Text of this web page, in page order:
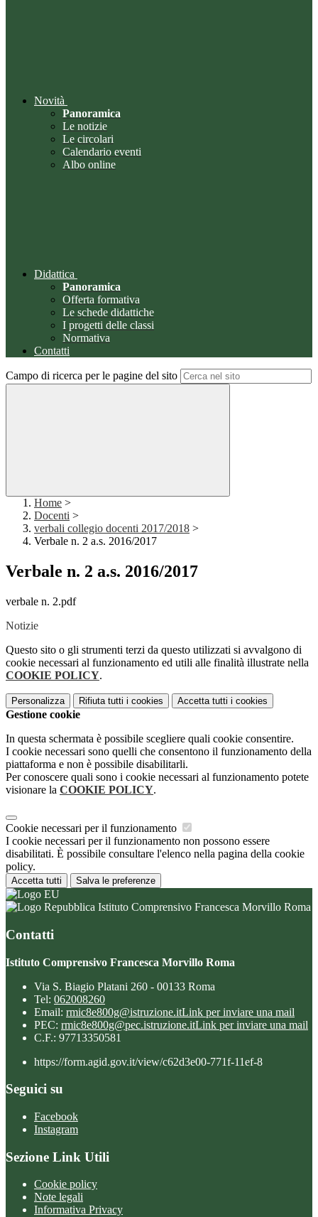
Novità
Panoramica
Le notizie
Le circolari
Calendario eventi
Albo online
Didattica
Panoramica
Offerta formativa
Le schede didattiche
I progetti delle classi
Normativa
Contatti
Campo di ricerca per le pagine del sito
Home >
Docenti >
verbali collegio docenti 2017/2018 >
Verbale n. 2 a.s. 2016/2017
Verbale n. 2 a.s. 2016/2017
verbale n. 2.pdf
Notizie
Questo sito o gli strumenti terzi da questo utilizzati si avvalgono di
cookie necessari al funzionamento ed utili alle finalità illustrate nella
COOKIE POLICY.
Personalizza Rifiuta tutti i cookies Accetta tutti i cookies
Gestione cookie
In questa schermata è possibile scegliere quali cookie consentire.
I cookie necessari sono quelli che consentono il funzionamento della
piattaforma e non è possibile disabilitarli.
Per conoscere quali sono i cookie necessari al funzionamento potete
visionare la COOKIE POLICY.
Cookie necessari per il funzionamento
I cookie necessari per il funzionamento non possono essere
disabilitati. È possibile consultare l'elenco nella pagina della cookie
policy.
Accetta tutti Salva le preferenze
Istituto Comprensivo Francesca Morvillo Roma
Contatti
Istituto Comprensivo Francesca Morvillo Roma
Via S. Biagio Platani 260 - 00133 Roma
Tel: 062008260
Email: rmic8e800g@istruzione.itLink per inviare una mail
PEC: rmic8e800g@pec.istruzione.itLink per inviare una mail
C.F.: 97713350581
https://form.agid.gov.it/view/c62d3e00-771f-11ef-8
Seguici su
Facebook
Instagram
Sezione Link Utili
Cookie policy
Note legali
Informativa Privacy